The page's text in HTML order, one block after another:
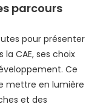
parcours
pour présenter
CAE, ses choix
Ce
mettre en lumière
et des